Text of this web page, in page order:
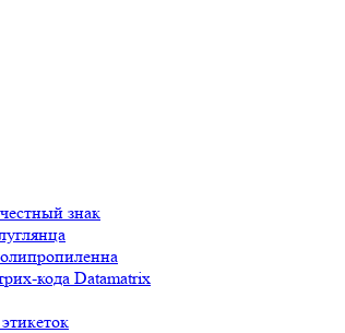
знак
кода Datamatrix